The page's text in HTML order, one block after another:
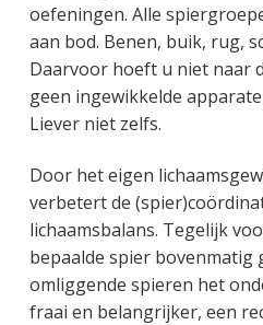
oefeningen. Alle
aan bod. Benen, buik, rug,
Daarvoor hoeft u niet naar
geen ingewikkelde
Liever niet zelfs.
Door het eigen
verbetert de
lichaamsbalans. Tegelijk
bepaalde spier bovenmatig
omliggende spieren het
fraai en belangrijker, een